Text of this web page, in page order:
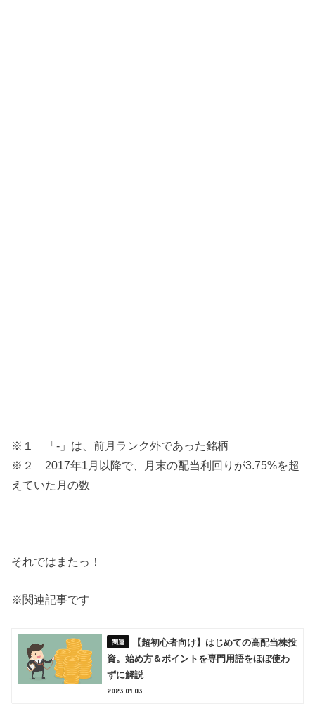
※１ 「-」は、前月ランク外であった銘柄
※２ 2017年1月以降で、月末の配当利回りが3.75%を超
えていた月の数
それではまたっ！
※関連記事です
【超初心者向け】はじめての高配当株投
資。始め方＆ポイントを専門用語をほぼ使わ
ずに解説
2023.01.03